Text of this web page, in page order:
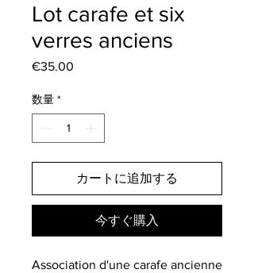
Lot carafe et six
verres anciens
€35.00
数量 *
カートに追加する
今すぐ購入
Association d'une carafe ancienne